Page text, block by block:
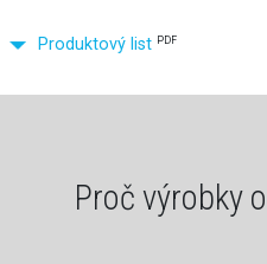
Produktový list PDF
Proč výrobky